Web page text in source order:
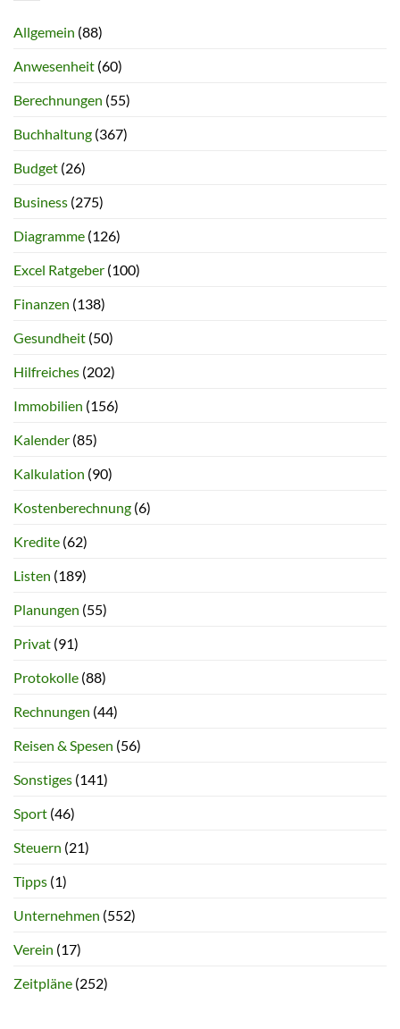
Allgemein (88)
Anwesenheit (60)
Berechnungen (55)
Buchhaltung (367)
Budget (26)
Business (275)
Diagramme (126)
Excel Ratgeber (100)
Finanzen (138)
Gesundheit (50)
Hilfreiches (202)
Immobilien (156)
Kalender (85)
Kalkulation (90)
Kostenberechnung (6)
Kredite (62)
Listen (189)
Planungen (55)
Privat (91)
Protokolle (88)
Rechnungen (44)
Reisen & Spesen (56)
Sonstiges (141)
Sport (46)
Steuern (21)
Tipps (1)
Unternehmen (552)
Verein (17)
Zeitpläne (252)